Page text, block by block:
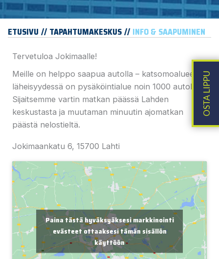
ETUSIVU TAPAHTUMAKESKUS INFO & SAAPUMINEN
Tervetuloa Jokimaalle!
Meille on helppo saapua autolla – katsomoalueen
läheisyydessä on pysäköintialue noin 1000 autolle.
Sijaitsemme vartin matkan päässä Lahden
keskustasta ja muutaman minuutin ajomatkan
päästä nelostieltä.
Jokimaankatu 6, 15700 Lahti
Paina tästä hyväksyäksesi markkinointi
evästeet ottaaksesi tämän sisällön
käyttöön